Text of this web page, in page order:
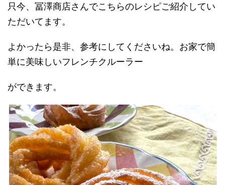
只今、冨澤商店さんでこちらのレシピご紹介してい
ただいてます。
よかったら是非、参考にしてくださいね。お家で簡
単に美味しいフレンチクルーラー
ができます。